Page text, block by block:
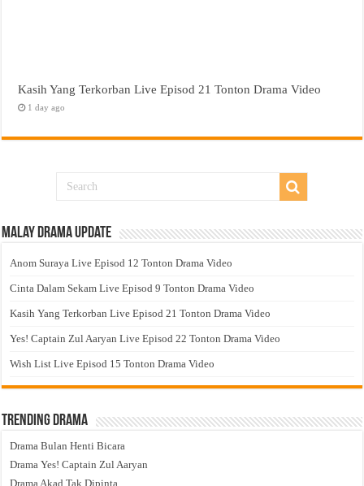
Kasih Yang Terkorban Live Episod 21 Tonton Drama Video
1 day ago
Malay Drama Update
Anom Suraya Live Episod 12 Tonton Drama Video
Cinta Dalam Sekam Live Episod 9 Tonton Drama Video
Kasih Yang Terkorban Live Episod 21 Tonton Drama Video
Yes! Captain Zul Aaryan Live Episod 22 Tonton Drama Video
Wish List Live Episod 15 Tonton Drama Video
Trending Drama
Drama Bulan Henti Bicara
Drama Yes! Captain Zul Aaryan
Drama Akad Tak Dipinta